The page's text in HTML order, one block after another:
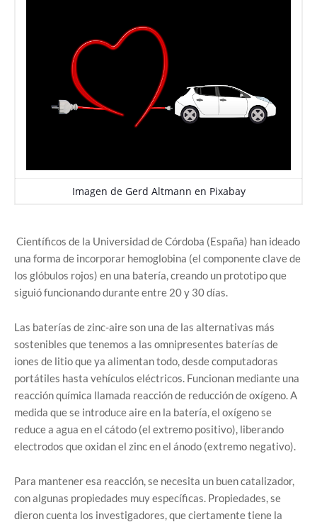
Imagen de Gerd Altmann en Pixabay
Científicos de la Universidad de Córdoba (España) han ideado
una forma de incorporar hemoglobina (el componente clave de
los glóbulos rojos) en una batería, creando un prototipo que
siguió funcionando durante entre 20 y 30 días.
Las baterías de zinc-aire son una de las alternativas más
sostenibles que tenemos a las omnipresentes baterías de
iones de litio que ya alimentan todo, desde computadoras
portátiles hasta vehículos eléctricos. Funcionan mediante una
reacción química llamada reacción de reducción de oxígeno. A
medida que se introduce aire en la batería, el oxígeno se
reduce a agua en el cátodo (el extremo positivo), liberando
electrodos que oxidan el zinc en el ánodo (extremo negativo).
Para mantener esa reacción, se necesita un buen catalizador,
con algunas propiedades muy específicas. Propiedades, se
dieron cuenta los investigadores, que ciertamente tiene la